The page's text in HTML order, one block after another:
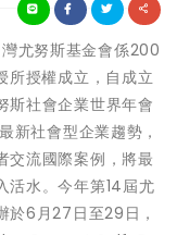
尤努斯基金會係200
所授權成立，自成立
斯社會企業世界年會
社會型企業趨勢，
交流國際案例，將最
活水。今年第14屆尤
於6月27日至29日，